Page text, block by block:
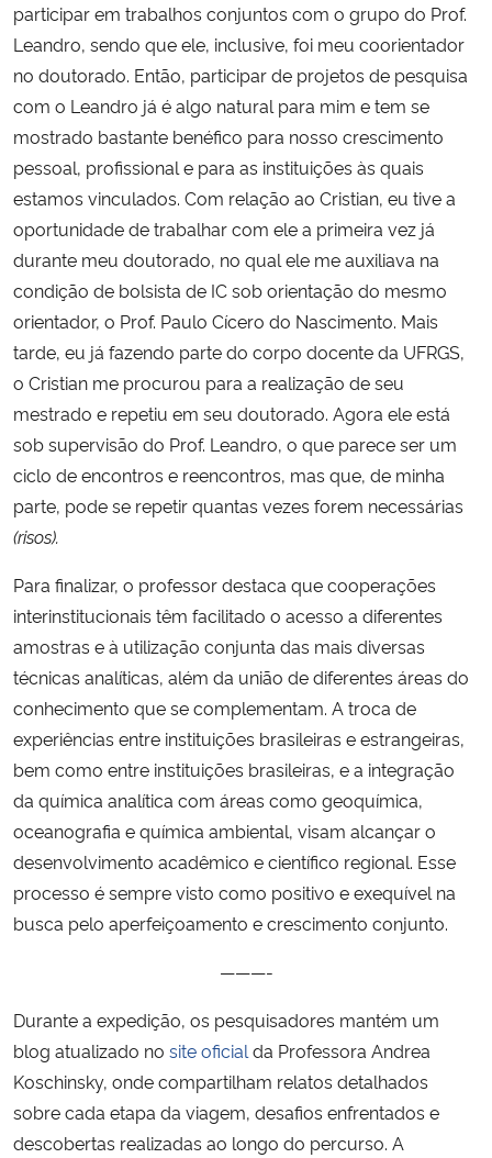
participar em trabalhos conjuntos com o grupo do Prof.
Leandro, sendo que ele, inclusive, foi meu coorientador
no doutorado. Então, participar de projetos de pesquisa
com o Leandro já é algo natural para mim e tem se
mostrado bastante benéfico para nosso crescimento
pessoal, profissional e para as instituições às quais
estamos vinculados. Com relação ao Cristian, eu tive a
oportunidade de trabalhar com ele a primeira vez já
durante meu doutorado, no qual ele me auxiliava na
condição de bolsista de IC sob orientação do mesmo
orientador, o Prof. Paulo Cícero do Nascimento. Mais
tarde, eu já fazendo parte do corpo docente da UFRGS,
o Cristian me procurou para a realização de seu
mestrado e repetiu em seu doutorado. Agora ele está
sob supervisão do Prof. Leandro, o que parece ser um
ciclo de encontros e reencontros, mas que, de minha
parte, pode se repetir quantas vezes forem necessárias
(risos).
Para finalizar, o professor destaca que cooperações
interinstitucionais têm facilitado o acesso a diferentes
amostras e à utilização conjunta das mais diversas
técnicas analíticas, além da união de diferentes áreas do
conhecimento que se complementam. A troca de
experiências entre instituições brasileiras e estrangeiras,
bem como entre instituições brasileiras, e a integração
da química analítica com áreas como geoquímica,
oceanografia e química ambiental, visam alcançar o
desenvolvimento acadêmico e científico regional. Esse
processo é sempre visto como positivo e exequível na
busca pelo aperfeiçoamento e crescimento conjunto.
———-
Durante a expedição, os pesquisadores mantém um
blog atualizado no site oficial da Professora Andrea
Koschinsky, onde compartilham relatos detalhados
sobre cada etapa da viagem, desafios enfrentados e
descobertas realizadas ao longo do percurso. A